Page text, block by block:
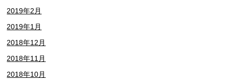
2019年2月
2019年1月
2018年12月
2018年11月
2018年10月